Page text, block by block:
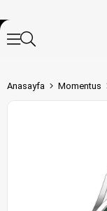
Anasayfa Momentus